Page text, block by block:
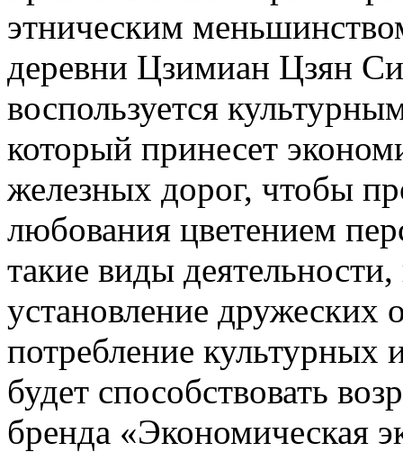
этническим
деревни Цзимиан Цзян
воспользуется
который принесет
железных дорог, чтобы
любования цветением
такие виды
установление дружеских
потребление культурных
будет способствовать
бренда «Экономическая